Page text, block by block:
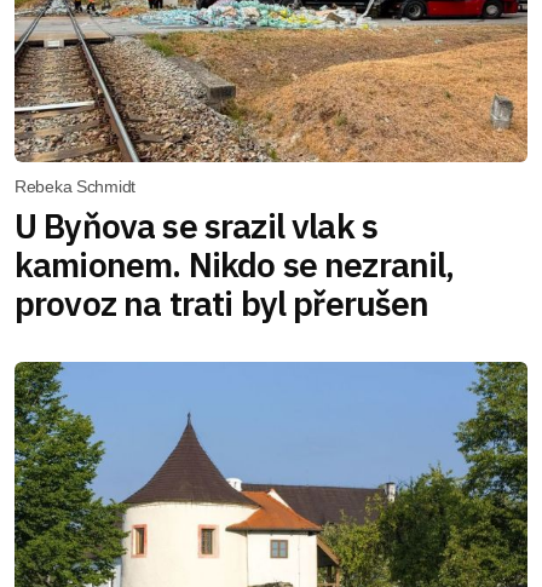
Rebeka Schmidt
U Byňova se srazil vlak s
kamionem. Nikdo se nezranil,
provoz na trati byl přerušen